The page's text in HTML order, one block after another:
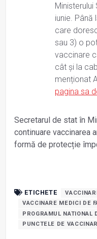
iunie.
care
sau 3) o
vaccinare
cât și la
menționat
pagina sa
Secretarul de stat în
continuare vaccinarea
formă de protecție
ETICHETE
VACCINARE MEDICI DE
PROGRAMUL NATIONAL
PUNCTELE DE